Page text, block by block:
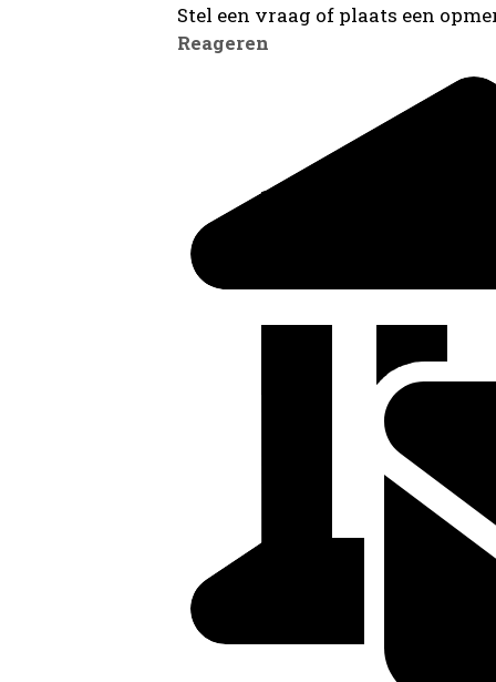
Stel een vraag of plaats een
Reageren